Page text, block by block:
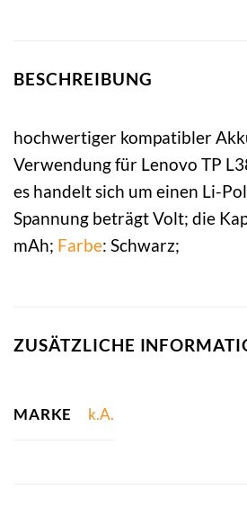
BESCHREIBUNG
hochwertiger kompatibler
Verwendung für Lenovo TP
es handelt sich um einen Li-
Spannung beträgt Volt; die
mAh; Farbe: Schwarz;
ZUSÄTZLICHE
MARKE k.A.